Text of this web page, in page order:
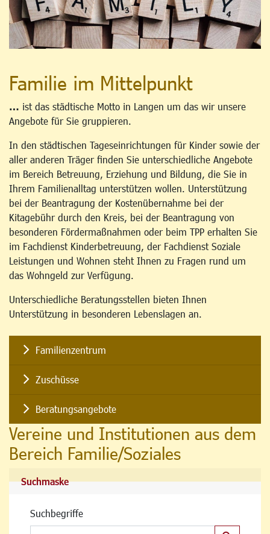
Familie im Mittelpunkt
… ist das städtische Motto in Langen um das wir unsere
Angebote für Sie gruppieren.
In den städtischen Tageseinrichtungen für Kinder sowie der
aller anderen Träger finden Sie unterschiedliche Angebote
im Bereich Betreuung, Erziehung und Bildung, die Sie in
Ihrem Familienalltag unterstützen wollen. Unterstützung
bei der Beantragung der Kostenübernahme bei der
Kitagebühr durch den Kreis, bei der Beantragung von
besonderen Fördermaßnahmen oder beim TPP erhalten Sie
im Fachdienst Kinderbetreuung, der Fachdienst Soziale
Leistungen und Wohnen steht Ihnen zu Fragen rund um
das Wohngeld zur Verfügung.
Unterschiedliche Beratungsstellen bieten Ihnen
Unterstützung in besonderen Lebenslagen an.
Familienzentrum
Zuschüsse
Beratungsangebote
Vereine und Institutionen aus dem
Bereich Familie/Soziales
Suchmaske
Suchbegriffe